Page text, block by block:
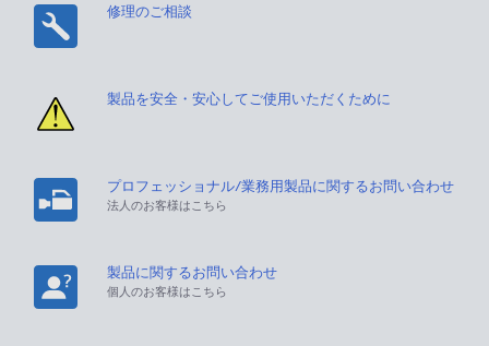
修理のご相談
製品を安全・安心してご使用いただくために
プロフェッショナル/業務用製品に関するお問い合わせ
法人のお客様はこちら
製品に関するお問い合わせ
個人のお客様はこちら